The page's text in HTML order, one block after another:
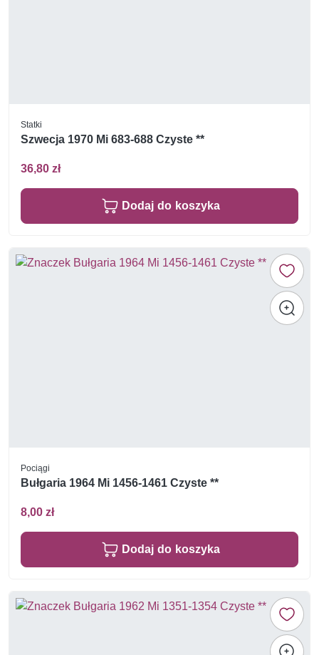
Statki
Szwecja 1970 Mi 683-688 Czyste **
36,80 zł
Dodaj do koszyka
Pociągi
Bułgaria 1964 Mi 1456-1461 Czyste **
8,00 zł
Dodaj do koszyka